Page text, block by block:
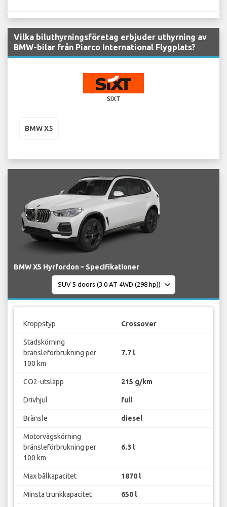
Vilka biluthyrningsföretag erbjuder uthyrning av
BMW-bilar från Piarco International Flygplats?
SIXT
BMW X5
BMW X5 Hyrfordon – Specifikationer
Kroppstyp Crossover
Stadskörning
bränsleförbrukning per
100 km
7.7 l
CO2-utsläpp 215 g/km
Drivhjul full
Bränsle diesel
Motorvägskörning
bränsleförbrukning per
100 km
6.3 l
Max bålkapacitet 1870 l
Minsta trunkkapacitet 650 l